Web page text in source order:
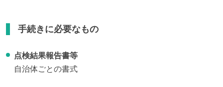
手続きに必要なもの
点検結果報告書等
自治体ごとの書式